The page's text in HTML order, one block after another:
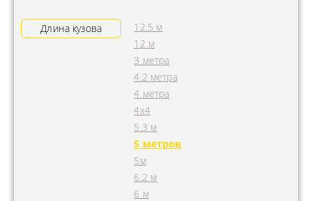
Длина кузова
12.5 м
12 м
3 метра
4.2 метра
4 метра
4x4
5.3 м
5 метров
5м
6.2 м
6 м